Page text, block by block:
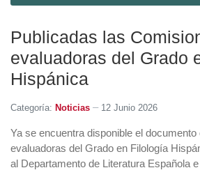
Publicadas las
evaluadoras del Grado
Hispánica
Categoría: Noticias 12 Junio 2026
Ya se encuentra disponible el
evaluadoras del Grado en Filología
al Departamento de Literatura Española